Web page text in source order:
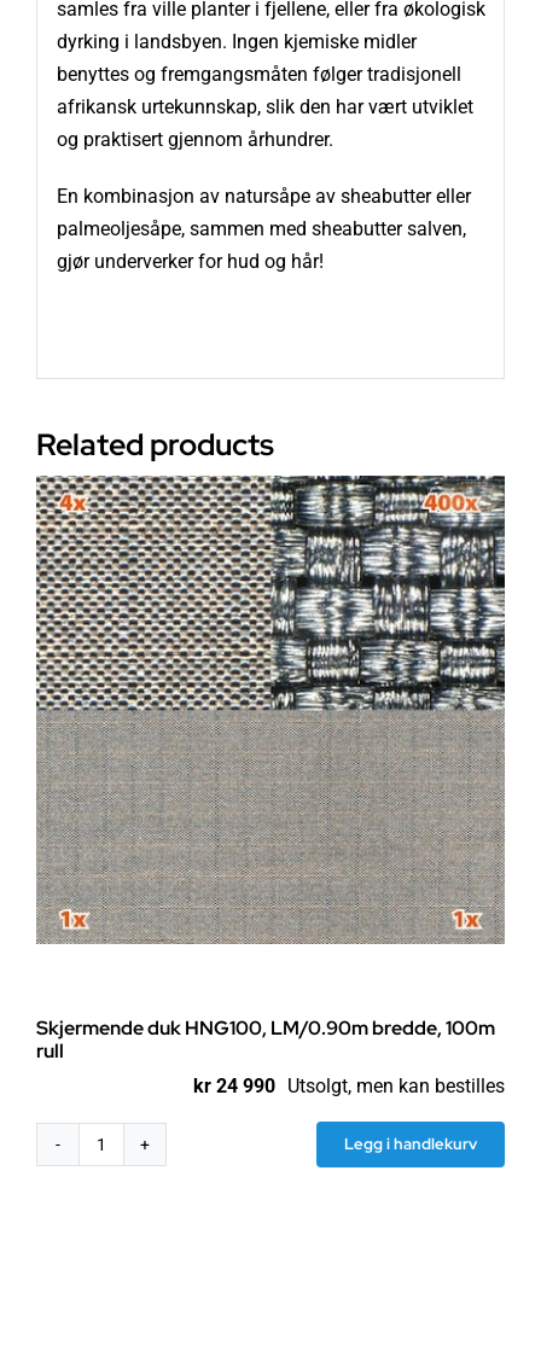
samles fra ville planter i fjellene, eller fra økologisk
dyrking i landsbyen. Ingen kjemiske midler
benyttes og fremgangsmåten følger tradisjonell
afrikansk urtekunnskap, slik den har vært utviklet
og praktisert gjennom århundrer.
En kombinasjon av natursåpe av sheabutter eller
palmeoljesåpe, sammen med sheabutter salven,
gjør underverker for hud og hår!
Related products
Skjermende duk HNG100, LM/0.90m bredde, 100m
rull
kr 24 990 Utsolgt, men kan bestilles
Skjermende
Legg i handlekurv